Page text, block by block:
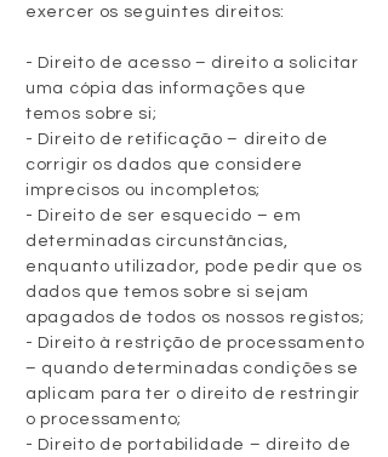
exercer os seguintes direitos:
- Direito de acesso – direito a solicitar
uma cópia das informações que
temos sobre si;
- Direito de retificação – direito de
corrigir os dados que considere
imprecisos ou incompletos;
- Direito de ser esquecido – em
determinadas circunstâncias,
enquanto utilizador, pode pedir que os
dados que temos sobre si sejam
apagados de todos os nossos registos;
- Direito à restrição de processamento
– quando determinadas condições se
aplicam para ter o direito de restringir
o processamento;
- Direito de portabilidade – direito de